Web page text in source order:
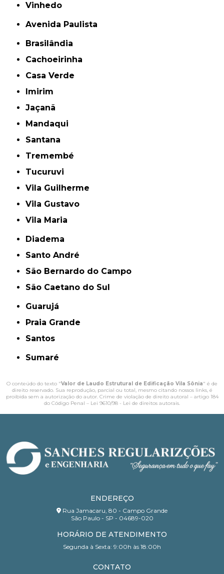
Vinhedo
Avenida Paulista
Brasilândia
Cachoeirinha
Casa Verde
Imirim
Jaçanã
Mandaqui
Santana
Tremembé
Tucuruvi
Vila Guilherme
Vila Gustavo
Vila Maria
Diadema
Santo André
São Bernardo do Campo
São Caetano do Sul
Guarujá
Praia Grande
Santos
Sumaré
O conteúdo do texto "Valor de Laudo Estrutural de Edificação Vila Sônia" é de
direito reservado. Sua reprodução, parcial ou total, mesmo citando nossos links, é
proibida sem a autorização do autor. Crime de violação de direito autoral – artigo 184
do Código Penal – Lei 9610/98 - Lei de direitos autorais.
ENDEREÇO
Rua Jamacaru, 80 - Campo Grande
São Paulo - SP - 04689-020
HORÁRIO DE ATENDIMENTO
Segunda à Sexta: 9:00h às 18:00h
CONTATO